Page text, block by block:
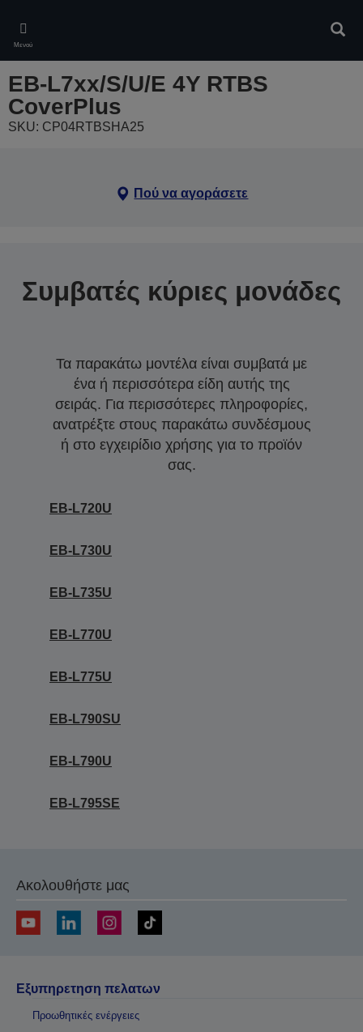
main
content
Μενού
EB-L7xx/S/U/E 4Y RTBS
CoverPlus
SKU: CP04RTBSHA25
Πού να αγοράσετε
Συμβατές κύριες μονάδες
Τα παρακάτω μοντέλα είναι συμβατά με
ένα ή περισσότερα είδη αυτής της
σειράς. Για περισσότερες πληροφορίες,
ανατρέξτε στους παρακάτω συνδέσμους
ή στο εγχειρίδιο χρήσης για το προϊόν
σας.
EB-L720U
EB-L730U
EB-L735U
EB-L770U
EB-L775U
EB-L790SU
EB-L790U
EB-L795SE
Ακολουθήστε μας
Εξυπηρετηση πελατων
Προωθητικές ενέργειες